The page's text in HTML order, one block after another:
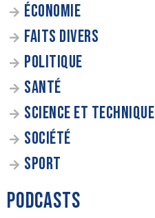
ÉCONOMIE
FAITS DIVERS
POLITIQUE
SANTÉ
SCIENCE ET TECHNIQUE
SOCIÉTÉ
SPORT
PODCASTS